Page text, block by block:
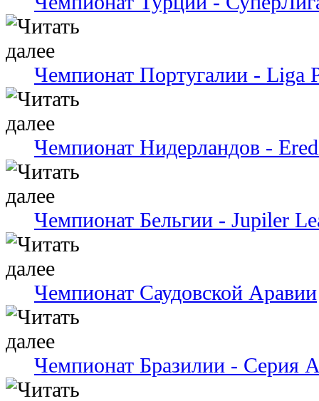
Чемпионат Португалии - Liga
Чемпионат Нидерландов -
Чемпионат Бельгии - Jupiler
Чемпионат Саудовской Аравии
Чемпионат Бразилии - Серия